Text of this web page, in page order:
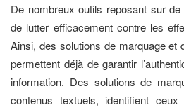
De nombreux outils reposant sur de
de lutter efficacement contre les
Ainsi, des solutions de marquage et
permettent déjà de garantir
information. Des solutions de
contenus textuels, identifient